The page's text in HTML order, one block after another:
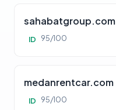
sahabatgroup.com
ID 95/100
medanrentcar.com
ID 95/100